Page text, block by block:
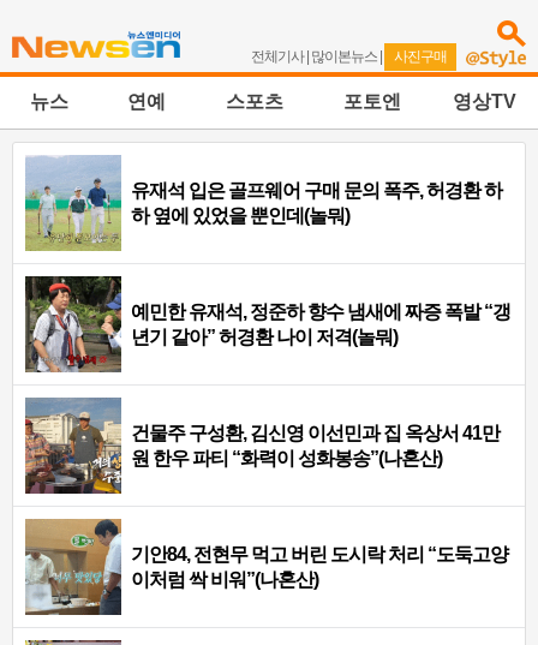
전체기사| 많이본뉴스 | 사진구매
뉴스 연예 스포츠 포토엔 영상TV
유재석 입은 골프웨어 구매 문의 폭주, 허경환 하
하 옆에 있었을 뿐인데(놀뭐)
예민한 유재석, 정준하 향수 냄새에 짜증 폭발 “갱
년기 같아” 허경환 나이 저격(놀뭐)
건물주 구성환, 김신영 이선민과 집 옥상서 41만
원 한우 파티 “화력이 성화봉송”(나혼산)
기안84, 전현무 먹고 버린 도시락 처리 “도둑고양
이처럼 싹 비워”(나혼산)